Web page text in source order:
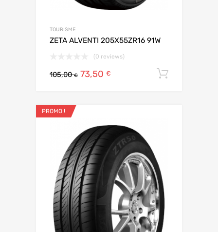
TOURISME
ZETA ALVENTI 205X55ZR16 91W
(0 reviews)
105,00€ 73,50 €
PROMO !